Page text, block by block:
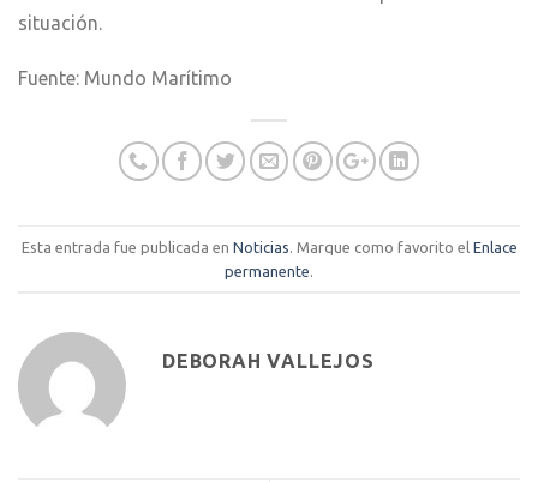
situación.
Fuente: Mundo Marítimo
Esta entrada fue publicada en Noticias . Marque como favorito el Enlace
permanente
DEBORAH VALLEJOS